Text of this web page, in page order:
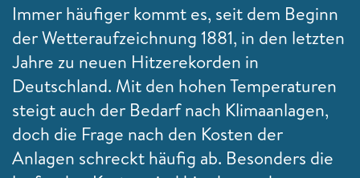
Immer häufiger kommt es, seit dem Beginn
der Wetteraufzeichnung 1881, in den letzten
Jahre zu neuen Hitzerekorden in
Deutschland. Mit den hohen Temperaturen
steigt auch der Bedarf nach Klimaanlagen,
doch die Frage nach den Kosten der
Anlagen schreckt häufig ab. Besonders die